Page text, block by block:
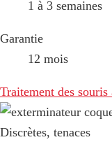
1 à 3 semaines
Garantie
12 mois
Traitement des
Discrètes, tenaces